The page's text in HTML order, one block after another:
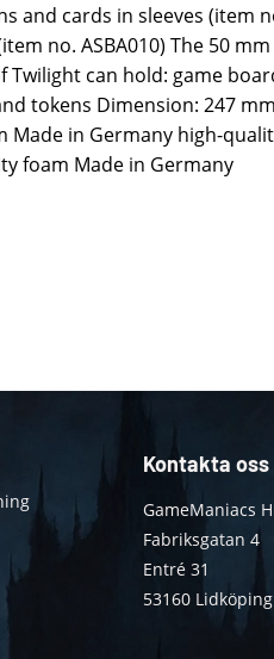
and cards in sleeves (item
no. ASBA010) The 50
Twilight can hold: game
tokens Dimension: 247
Made in Germany high-
foam Made in Germany
Kontakta oss
GameManiacs
Fabriksgatan 4
Entré 31
53160 Lidköping